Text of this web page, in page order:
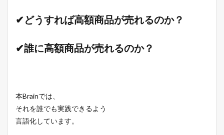
✔どうすれば高額商品が売れるのか？
✔誰に高額商品が売れるのか？
本Brainでは、
それを誰でも実践できるよう
言語化しています。